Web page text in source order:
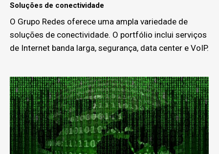
Soluções de conectividade
O Grupo Redes oferece uma ampla variedade de
soluções de conectividade. O portfólio inclui serviços
de Internet banda larga, segurança, data center e VoIP.